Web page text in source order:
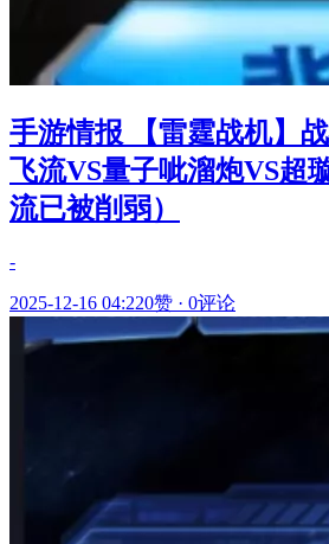
手游情报 【雷霆战机】
飞流VS量子呲溜炮VS超
流已被削弱）
-
2025-12-16 04:220赞 · 0评论